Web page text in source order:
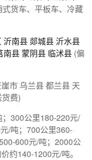
货车、平板车、冷藏
沂南县 郯城县 沂水县
南县蒙阴县 临沭县 (偏
市 乌兰县 都兰县 天
费)
300公里180-220元/
/吨；700公里360-
600元/吨；2000公
约140-1200元/吨。